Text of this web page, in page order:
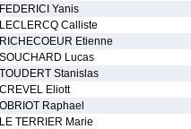
FEDERICI Yanis
LECLERCQ Calliste
RICHECOEUR Etienne
SOUCHARD Lucas
TOUDERT Stanislas
CREVEL Eliott
OBRIOT Raphael
LE TERRIER Marie